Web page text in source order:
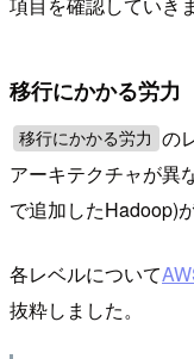
移行にかかる労力
移行にかかる労力 の
アーキテクチャが異
で追加したHadoop)
各レベルについて
抜粋しました。